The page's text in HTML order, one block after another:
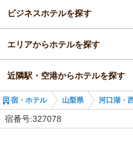
ビジネスホテルを探す
山梨県
河口湖・西湖・富士吉田・精進
河口湖・西湖・富士吉田
エリアからホテルを探す
山梨県
河口湖・西湖・富士吉田・精
近隣駅・空港からホテルを探す
河口湖駅
宿・ホテル 山梨県 河口湖・
宿番号:327078